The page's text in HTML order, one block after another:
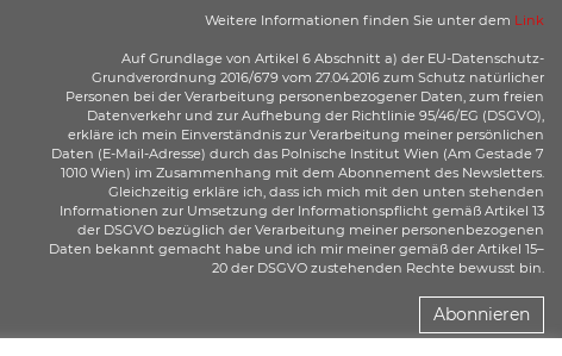
Weitere Informationen finden Sie unter dem Link
Auf Grundlage von Artikel 6 Abschnitt a) der EU-Datenschutz-
Grundverordnung 2016/679 vom 27.04.2016 zum Schutz natürlicher
Personen bei der Verarbeitung personenbezogener Daten, zum freien
Datenverkehr und zur Aufhebung der Richtlinie 95/46/EG (DSGVO),
erkläre ich mein Einverständnis zur Verarbeitung meiner persönlichen
Daten (E-Mail-Adresse) durch das Polnische Institut Wien (Am Gestade 7
1010 Wien) im Zusammenhang mit dem Abonnement des Newsletters.
Gleichzeitig erkläre ich, dass ich mich mit den unten stehenden
Informationen zur Umsetzung der Informationspflicht gemäß Artikel 13
der DSGVO bezüglich der Verarbeitung meiner personenbezogenen
Daten bekannt gemacht habe und ich mir meiner gemäß der Artikel 15–
20 der DSGVO zustehenden Rechte bewusst bin.
Abonnieren